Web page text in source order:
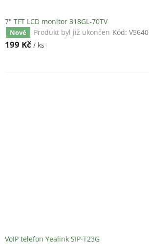
7" TFT LCD monitor 318GL-70TV
Nové Produkt byl již ukončen Kód: V5640
199 Kč / ks
VoIP telefon Yealink SIP-T23G